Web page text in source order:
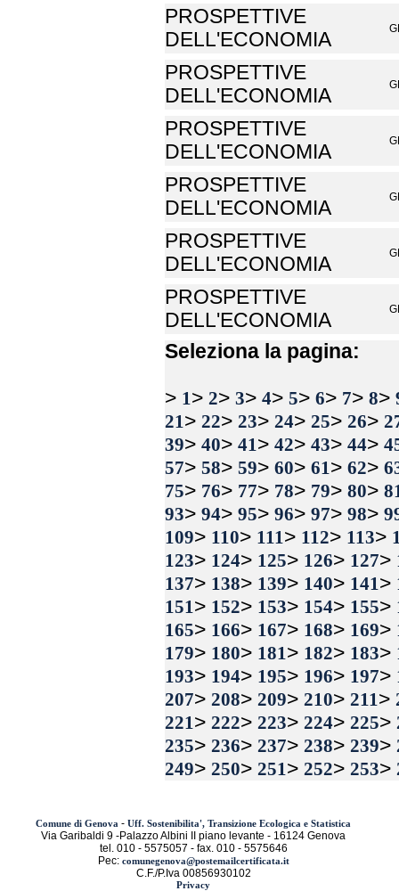
PROSPETTIVE
DELL'ECONOMIA
PROSPETTIVE
DELL'ECONOMIA
PROSPETTIVE
DELL'ECONOMIA
PROSPETTIVE
DELL'ECONOMIA
PROSPETTIVE
DELL'ECONOMIA
PROSPETTIVE
DELL'ECONOMIA
Seleziona la pagina:
> 1 > 2> 3> 4> 5> 6> 7> 8>
21 > 22> 23> 24> 25> 26>
39> 40> 41 > 42> 43> 44>
57> 58> 59> 60> 61 > 62>
75> 76> 77> 78> 79> 80>
93> 94> 95> 96> 97> 98>
109> 110> 111 > 112> 113>
123> 124> 125> 126> 127>
137> 138> 139> 140> 141 >
151 > 152> 153> 154> 155>
165> 166> 167> 168> 169>
179> 180> 181 > 182> 183>
193> 194> 195> 196> 197>
207> 208> 209> 210> 211 >
221 > 222> 223> 224> 225>
235> 236> 237> 238> 239>
249> 250> 251 > 252> 253>
Comune di Genova - Uff. Sostenibilita', Transizione Ecologica e Statistica
Via Garibaldi 9 -Palazzo Albini II piano levante - 16124 Genova
tel. 010 - 5575057 - fax. 010 - 5575646
Pec: comunegenova@postemailcertificata.it
C.F./P.Iva 00856930102
Privacy